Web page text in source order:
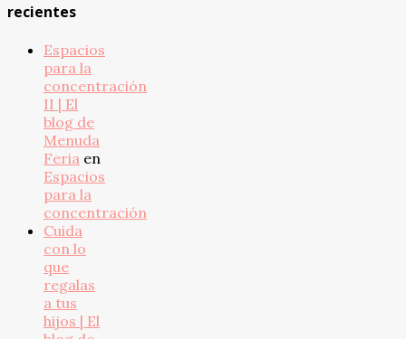
recientes
Espacios
para la
concentración
II | El
blog de
Menuda
Feria en
Espacios
para la
concentración
Cuida
con lo
que
regalas
a tus
hijos | El